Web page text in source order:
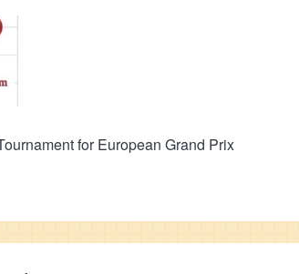
for European Grand Prix